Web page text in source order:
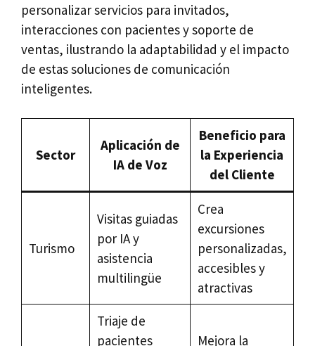
personalizar servicios para invitados,
interacciones con pacientes y soporte de
ventas, ilustrando la adaptabilidad y el impacto
de estas soluciones de comunicación
inteligentes.
Sector
Aplicación de
IA de Voz
Beneficio para
la Experiencia
del Cliente
Turismo
Visitas guiadas
por IA y
asistencia
multilingüe
Crea
excursiones
personalizadas,
accesibles y
atractivas
Triaje de
pacientes
Mejora la